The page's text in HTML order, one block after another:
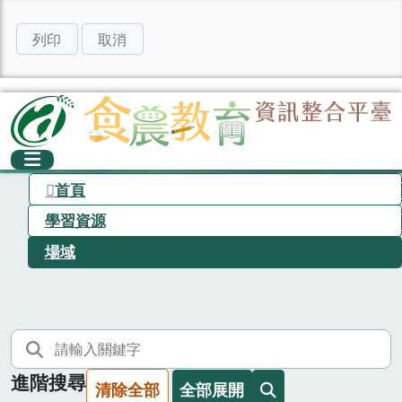
列印 取消
首頁
學習資源
場域
進階搜尋 清除全部 全部展開